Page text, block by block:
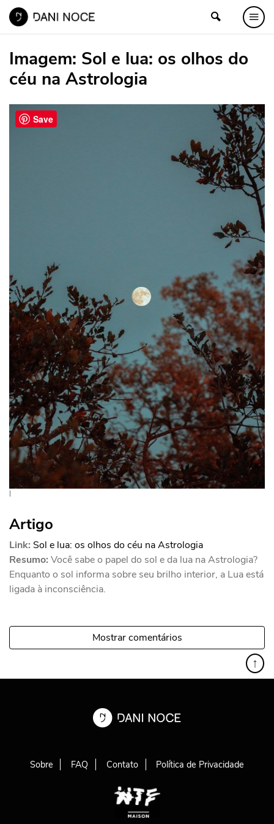
Imagem: Sol e lua: os olhos do
céu na Astrologia
l
Artigo
Link: Sol e lua: os olhos do céu na Astrologia
Resumo: Você sabe o papel do sol e da lua na Astrologia?
Enquanto o sol informa sobre seu brilho interior, a Lua está
ligada à inconsciência.
Mostrar comentários
↑
Sobre FAQ Contato Política de Privacidade
Save